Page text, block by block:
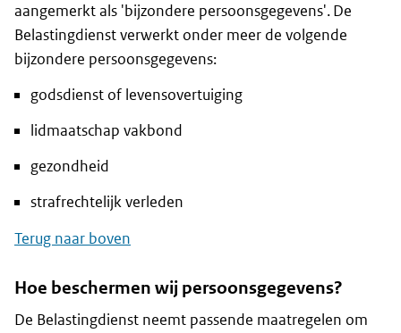
aangemerkt als 'bijzondere persoonsgegevens'. De
Belastingdienst verwerkt onder meer de volgende
bijzondere persoonsgegevens:
godsdienst of levensovertuiging
lidmaatschap vakbond
gezondheid
strafrechtelijk verleden
Terug naar boven
Hoe beschermen wij persoonsgegevens?
De Belastingdienst neemt passende maatregelen om